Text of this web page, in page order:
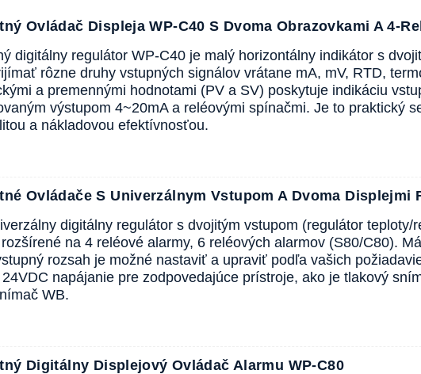
Ovládač Displeja WP-C40 S Dvoma Obrazovkami A 4-
digitálny regulátor WP-C40 je malý horizontálny indikátor s
rôzne druhy vstupných signálov vrátane mA, mV, RTD,
a premennými hodnotami (PV a SV) poskytuje indikáciu
výstupom 4~20mA a reléovými spínačmi. Je to praktický
a nákladovou efektívnosťou.
Ovládače S Univerzálnym Vstupom A Dvoma Displejmi
digitálny regulátor s dvojitým vstupom (regulátor teploty/
na 4 reléové alarmy, 6 reléových alarmov (S80/C80).
rozsah je možné nastaviť a upraviť podľa vašich
napájanie pre zodpovedajúce prístroje, ako je tlakový
WB.
Digitálny Displejový Ovládač Alarmu WP-C80